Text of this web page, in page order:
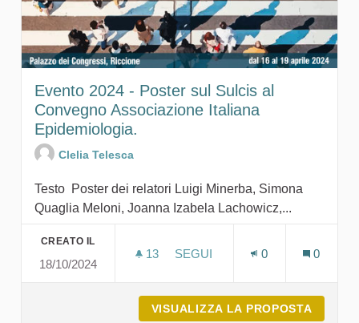
Evento 2024 - Poster sul Sulcis al
Convegno Associazione Italiana
Epidemiologia.
Clelia Telesca
Testo Poster dei relatori Luigi Minerba, Simona
Quaglia Meloni, Joanna Izabela Lachowicz,...
CREATO IL
18/10/2024
13 13 SOSTENITORI
SEGUI
0 0
VISUALIZZA LA PROPOSTA